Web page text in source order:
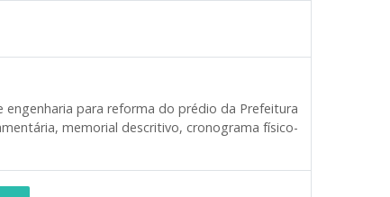
para reforma do prédio da Prefeitura
memorial descritivo, cronograma físico-